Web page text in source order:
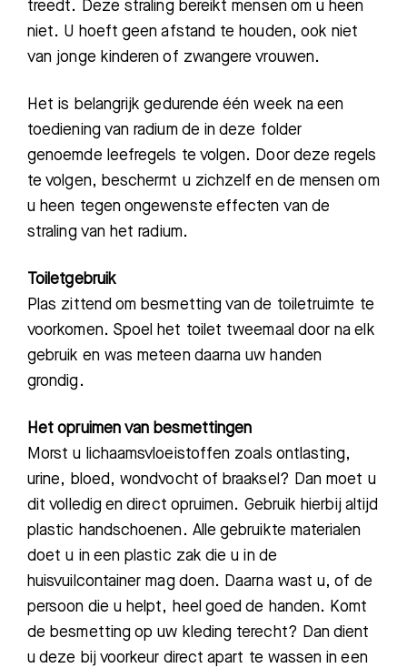
Zoeken
Meest gezocht:
Bezoektijden
Afspraak maken
treedt. Deze straling bereikt mensen om u heen
niet. U hoeft geen afstand te houden, ook niet
van jonge kinderen of zwangere vrouwen.
Het is belangrijk gedurende één week na een
toediening van radium de in deze folder
genoemde leefregels te volgen. Door deze regels
te volgen, beschermt u zichzelf en de mensen om
u heen tegen ongewenste effecten van de
straling van het radium.
Toiletgebruik
Plas zittend om besmetting van de toiletruimte te
voorkomen. Spoel het toilet tweemaal door na elk
gebruik en was meteen daarna uw handen
grondig.
Het opruimen van besmettingen
Morst u lichaamsvloeistoffen zoals ontlasting,
urine, bloed, wondvocht of braaksel ? Dan moet u
dit volledig en direct opruimen. Gebruik hierbij altijd
plastic handschoenen. Alle gebruikte materialen
doet u in een plastic zak die u in de
huisvuilcontainer mag doen. Daarna wast u, of de
persoon die u helpt, heel goed de handen. Komt
de besmetting op uw kleding terecht? Dan dient
u deze bij voorkeur direct apart te wassen in een